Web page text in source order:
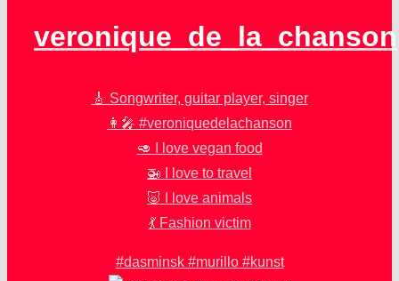
veronique_de_la_chanson
🎸 Songwriter, guitar player, singer
👩‍🎤 #veroniquedelachanson
🥑 I love vegan food
🚁 I love to travel
🐷 I love animals
💃 Fashion victim
#dasminsk #murillo #kunst